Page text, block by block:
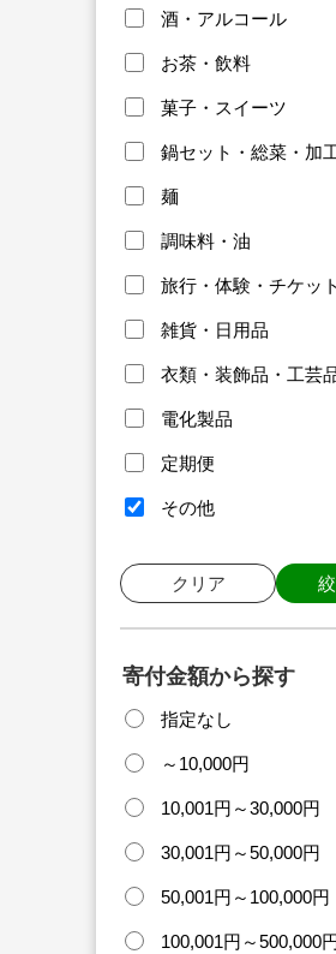
酒・アルコール
お茶・飲料
菓子・スイーツ
鍋セット・総菜・加
麺
調味料・油
旅行・体験・チケット
雑貨・日用品
衣類・装飾品・工芸
電化製品
定期便
その他
クリア
寄付金額から探す
指定なし
～10,000円
10,001円～30,000円
30,001円～50,000円
50,001円～100,000円
100,001円～500,000